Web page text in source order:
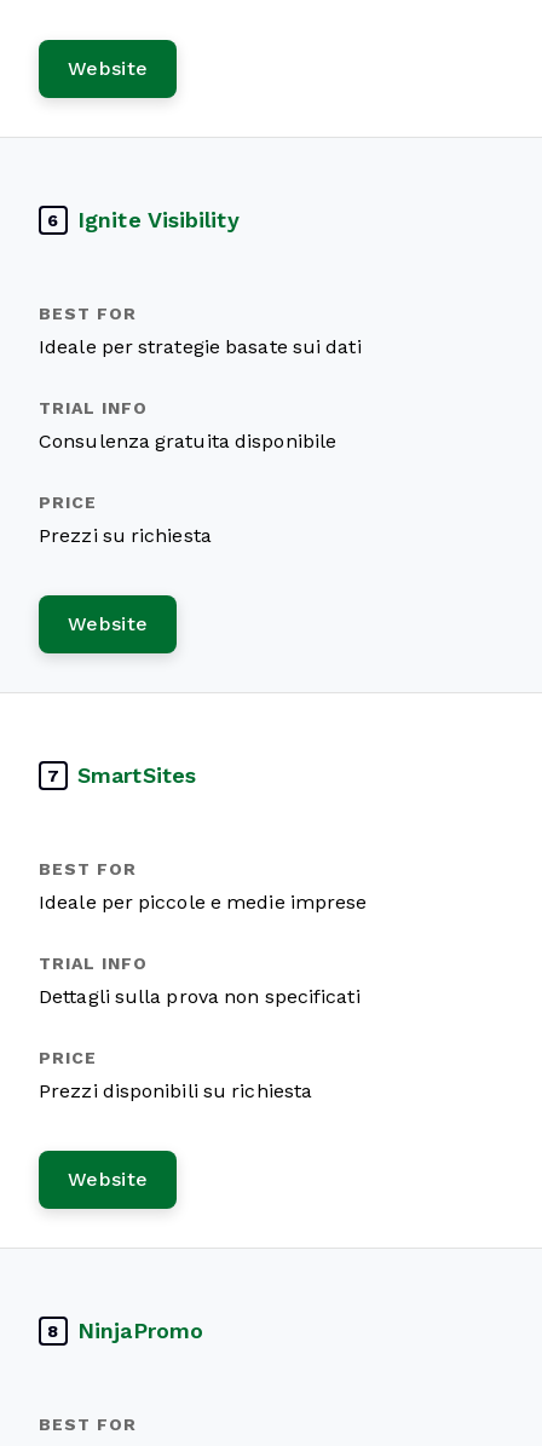
Website
6 Ignite Visibility
Ideale per strategie basate sui dati
Consulenza gratuita disponibile
Prezzi su richiesta
Website
7 SmartSites
Ideale per piccole e medie imprese
Dettagli sulla prova non specificati
Prezzi disponibili su richiesta
Website
8 NinjaPromo